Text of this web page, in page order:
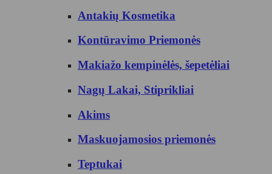
Antakių Kosmetika
Kontūravimo Priemonės
Makiažo kempinėlės, šepetėliai
Nagų Lakai, Stiprikliai
Akims
Maskuojamosios priemonės
Teptukai